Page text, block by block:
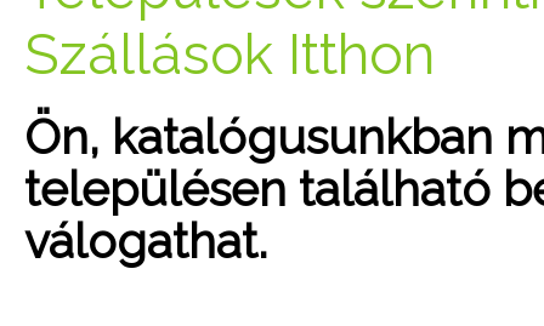
Szállások Itthon
Ön, katalógusunkban
településen található
válogathat.